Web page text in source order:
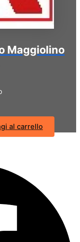
Maggiolino
al carrello